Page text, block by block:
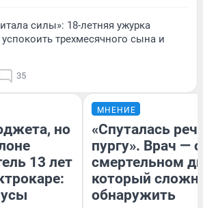
силы»: 18-летняя ужурка
трехмесячного сына и
35
но
13 лет
МНЕНИЕ
«Спуталась
пургу». Врач — о
смертельном
который
обнаружить